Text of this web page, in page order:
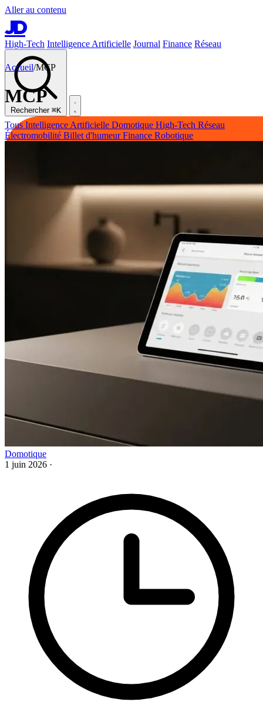
Aller au contenu
JD
High-Tech Intelligence Artificielle Journal Finance Réseau
Rechercher ⌘K
Intelligence Artificielle Journal Finance
Accueil/MCP
MCP
Tous Intelligence Artificielle Domotique High-Tech Réseau
Électromobilité Billet d'humeurFinance Robotique
Domotique
1 juin 2026 ·